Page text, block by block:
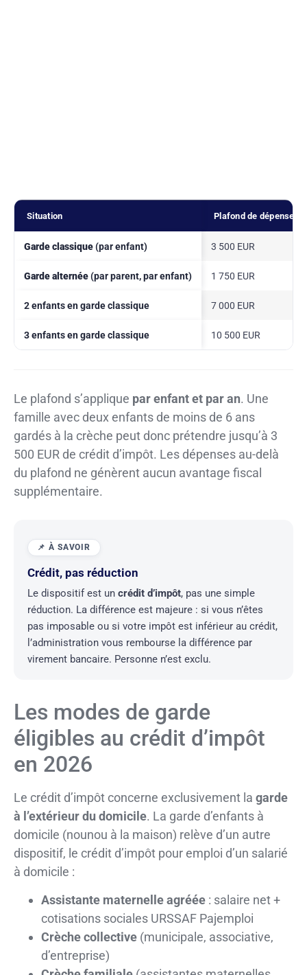
Situation Plafond de dépenses
Garde classique(par enfant) 3 500 EUR
Garde alternée(par parent, par enfant) 1 750 EUR
2 enfants en garde classique 7 000 EUR
3 enfants en garde classique 10 500 EUR
Le plafond s’applique par enfant et par an. Une
famille avec deux enfants de moins de 6 ans
gardés à la crèche peut donc prétendre jusqu’à 3
500 EUR de crédit d’impôt. Les dépenses au-delà
du plafond ne génèrent aucun avantage fiscal
supplémentaire.
Crédit, pas réduction
Le dispositif est un crédit d’impôt, pas une simple
réduction. La différence est majeure : si vous n’êtes
pas imposable ou si votre impôt est inférieur au crédit,
l’administration vous rembourse la différence par
virement bancaire. Personne n’est exclu.
Les modes de garde
éligibles au crédit d’impôt
en 2026
Le crédit d’impôt concerne exclusivement la garde
à l’extérieur du domicile. La garde d’enfants à
domicile (nounou à la maison) relève d’un autre
dispositif, le crédit d’impôt pour emploi d’un salarié
à domicile :
Assistante maternelle agréée : salaire net +
cotisations sociales URSSAF Pajemploi
Crèche collective (municipale, associative,
d’entreprise)